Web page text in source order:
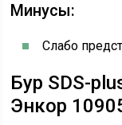
Минусы:
Слабо
Бур SDS-
Энкор